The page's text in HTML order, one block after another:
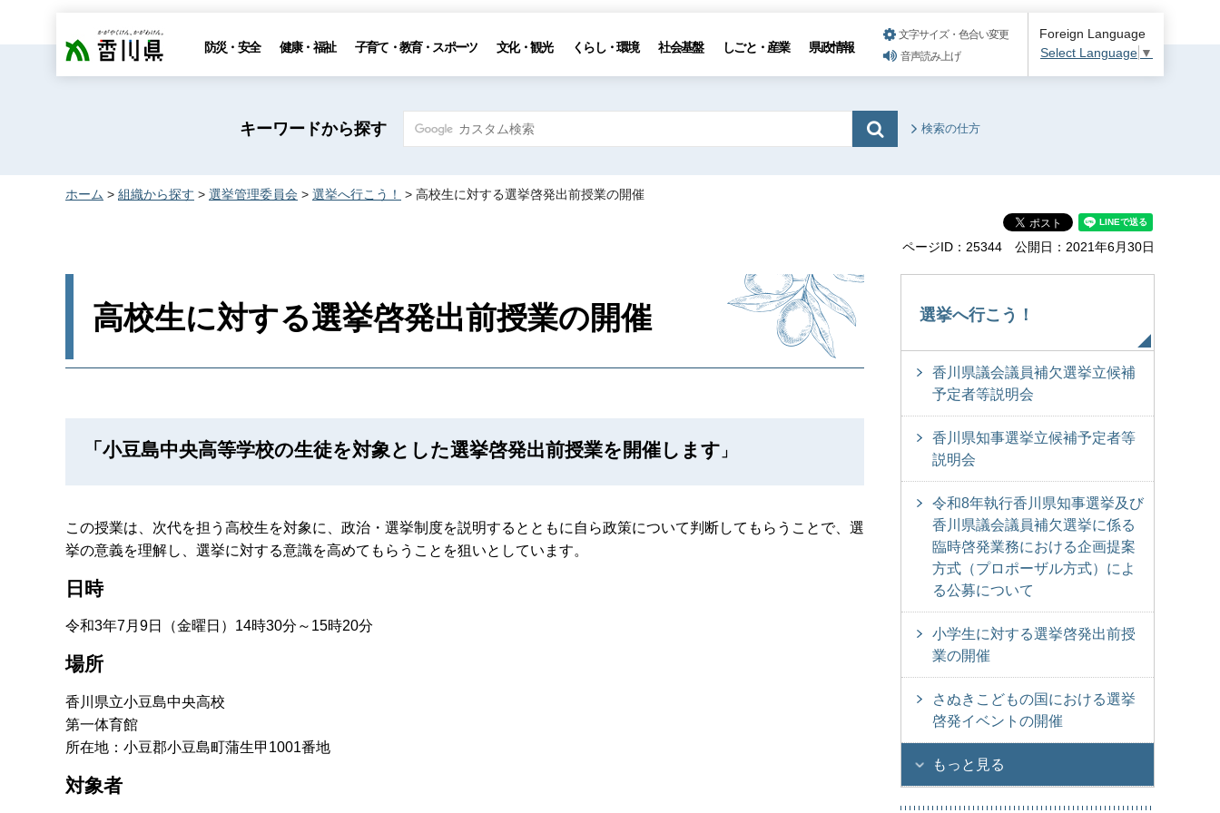
香川県 防災・安全 健康・福祉 子育て・教育・スポーツ 文化・観光 くらし・環境 社会基盤 しごと・産業 県政情報
文字サイズ・色合い変更
音声読み上げ
Foreign Language
Select Language ▼
キーワードから探す 検索の仕方
ホーム > 組織から探す > 選挙管理委員会 > 選挙へ行こう！ > 高校生に対する選挙啓発出前授業の開催
ページID：25344 公開日：2021年6月30日
高校生に対する選挙啓発出前授業の開催
「小豆島中央高等学校の生徒を対象とした選挙啓発出前授業を開催します 」
この授業は、次代を担う高校生を対象に、政治・選挙制度を説明するとともに自ら政策について判断してもらうことで、選
挙の意義を理解し、選挙に対する意識を高めてもらうことを狙いとしています。
日時
令和3年7月9日（金曜日）14時30分～15時20分
場所
香川県立小豆島中央高校
第一体育館
所在地：小豆郡小豆島町蒲生甲1001番地
対象者
選挙へ行こう！
香川県議会議員補欠選挙立候補
予定者等説明会
香川県知事選挙立候補予定者等
説明会
令和8年執行香川県知事選挙及び
香川県議会議員補欠選挙に係る
臨時啓発業務における企画提案
方式（プロポーザル方式）によ
る公募について
小学生に対する選挙啓発出前授
業の開催
さぬきこどもの国における選挙
啓発イベントの開催
もっと見る